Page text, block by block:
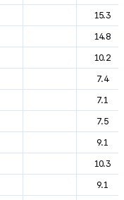
15.3
14.8
10.2
7.4
7.1
7.5
9.1
10.3
9.1